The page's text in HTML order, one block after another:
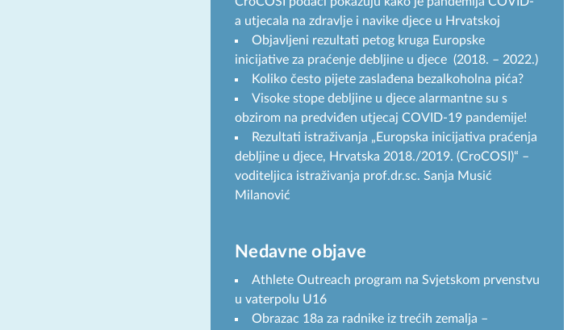
a utjecala na zdravlje i navike djece u Hrvatskoj
Objavljeni rezultati petog kruga Europske
inicijative za praćenje debljine u djece (2018. – 2022.)
Koliko često pijete zaslađena bezalkoholna pića?
Visoke stope debljine u djece alarmantne su s
obzirom na predviđen utjecaj COVID-19 pandemije!
Rezultati istraživanja „Europska inicijativa praćenja
debljine u djece, Hrvatska 2018./2019. (CroCOSI)“ –
voditeljica istraživanja prof.dr.sc. Sanja Musić
Milanović
Nedavne objave
Athlete Outreach program na Svjetskom prvenstvu
u vaterpolu U16
Obrazac 18a za radnike iz trećih zemalja –